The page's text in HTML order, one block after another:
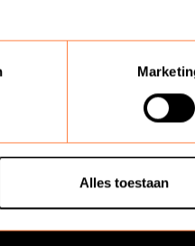
Alles toestaan